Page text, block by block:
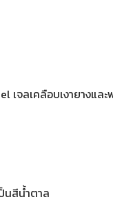
เจลเคลือบเงายางแล
นสีน้ำตาล